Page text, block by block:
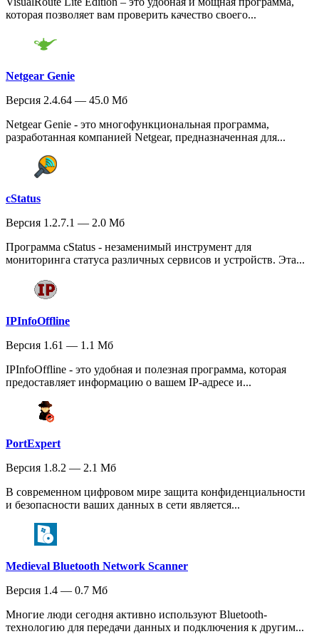
которая позволяет вам проверить качество своего...
Netgear Genie
Версия 2.4.64 — 45.0 Мб
Netgear Genie - это многофункциональная программа,
разработанная компанией Netgear, предназначенная для...
cStatus
Версия 1.2.7.1 — 2.0 Мб
Программа cStatus - незаменимый инструмент для
мониторинга статуса различных сервисов и устройств. Эта...
IPInfoOffline
Версия 1.61 — 1.1 Мб
IPInfoOffline - это удобная и полезная программа, которая
предоставляет информацию о вашем IP-адресе и...
PortExpert
Версия 1.8.2 — 2.1 Мб
В современном цифровом мире защита конфиденциальности
и безопасности ваших данных в сети является...
Medieval Bluetooth Network Scanner
Версия 1.4 — 0.7 Мб
Многие люди сегодня активно используют Bluetooth-
технологию для передачи данных и подключения к другим...